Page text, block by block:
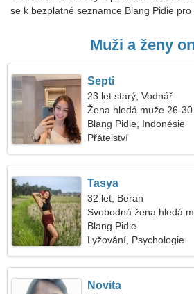
se k bezplatné seznamce Blang Pidie
Muži a ženy
Septi
23 let starý, Vodnář
Žena hledá muže 26-30
Blang Pidie, Indonésie
Přátelství
Tasya
32 let, Beran
Svobodná žena hledá
Blang Pidie
Lyžování, Psychologie
Novita